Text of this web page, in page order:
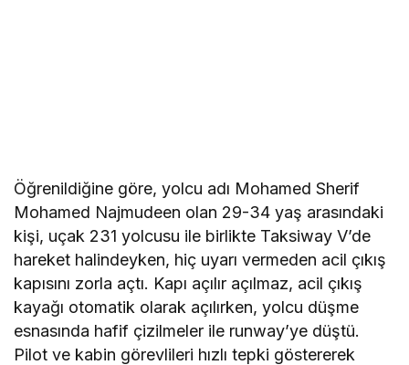
Öğrenildiğine göre, yolcu adı Mohamed Sherif
Mohamed Najmudeen olan 29-34 yaş arasındaki
kişi, uçak 231 yolcusu ile birlikte Taksiway V’de
hareket halindeyken, hiç uyarı vermeden acil çıkış
kapısını zorla açtı. Kapı açılır açılmaz, acil çıkış
kayağı otomatik olarak açılırken, yolcu düşme
esnasında hafif çizilmeler ile runway’ye düştü.
Pilot ve kabin görevlileri hızlı tepki göstererek